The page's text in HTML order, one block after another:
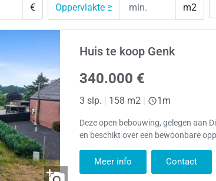
€ Oppervlakte ≥ m2
Huis te koop Genk
340.000 €
3 slp. 158 m2 1m
Deze open bebouwing, gelegen aan
en beschikt over een bewoonbare
Meer info Contact